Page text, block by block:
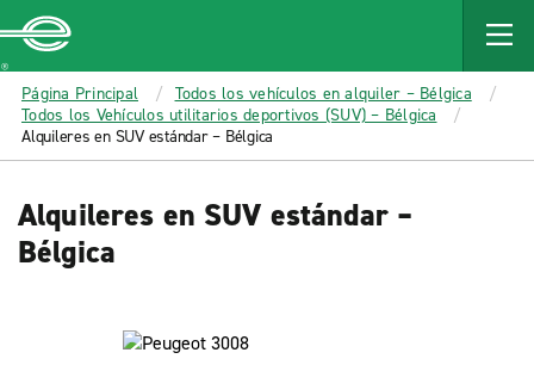
MAIN
CONTENT
Enterprise
Página Principal
Todos los vehículos en alquiler – Bélgica
Todos los Vehículos utilitarios deportivos (SUV) – Bélgica
Alquileres en SUV estándar – Bélgica
Alquileres en SUV estándar –
Bélgica